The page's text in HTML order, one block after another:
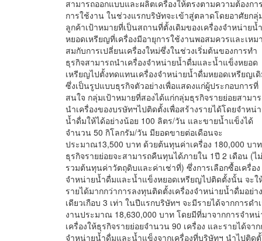
สามารถออกแบบและผลิตเครื่องให้ตรงตามความต้องกา
การใช้งาน ในช่วงแรกบริษัทจะเข้าสู่ตลาดโดยอาศัยกลุ่
ลูกค้าเป้าหมายที่เป็นสถานที่ตั้งเดิมของเครื่องจำหน่ายน้
หยอดเหรียญที่เครื่องมีอายุการใช้งานพอสมควรและเหม
สมกับการเปลี่ยนเครื่องใหม่ซึ่งในช่วงเริ่มต้นของการทำ
ธุรกิจสามารถนำเครื่องจำหน่ายน้ำดื่มและน้ำแข็งหยอด
เหรียญไปตั้งทดแทนเครื่องจำหน่ายน้ำดื่มหยอดเหรียญเ
ซึ่งเป็นรูปแบบธุรกิจตัวอย่างเพื่อแสดงแก่ผู้ประกอบการที่
สนใจ กลุ่มเป้าหมายที่สองได้แก่กลุ่มธุรกิจรายย่อยสามา
นำเครื่องของบรษัทฯไปติดตั้งเพื่อสร้างรายได้โดยจำหน่
น้ำดื่มให้ได้อย่างน้อย 100 ลิตร/วัน และขายน้ำแข็งได้
จำนวน 50 กิโลกรัม/วัน มียอดขายต่อเดือนจะ
ประมาณ13,500 บาท ด้วยต้นทุนค่าเครื่อง 180,000 บา
ธุรกิจรายย่อยจะสามารถคืนทุนได้ภายใน 1ปี 2 เดือน (ไม่
รวมต้นทุนค่าวัตถุดิบและค่าเช่าที่) ซึ่งการเลือกซื้อเครื่อง
จำหน่ายน้ำดื่มและน้ำแข็งหยอดเหรียญไปติดตั้งนั้น จะใ
รายได้มากกว่าการลงทุนติดตั้งเครื่องจำหน่ายน้ำดื่มอย่าง
เดียวเกือบ 3 เท่า ในปีแรกบริษัทฯ จะมีรายได้จากการดำ
งานประมาณ 18,630,000 บาท โดยมีที่มาจากการจำหน่
เครื่องให้ธุรกิจรายย่อยจำนวน 90 เครื่อง และรายได้จา
จำหน่ายน้ำดื่มและน้ำแข็งจากเครื่องที่บริษัทฯ นำไปติด